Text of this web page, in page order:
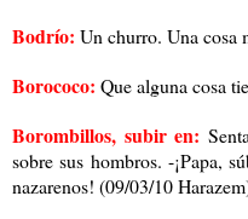
Bodrío: Un churro. Una cosa
Borococo: Que alguna cosa
Borombillos, subir en:
sobre sus hombros. -¡Papa,
nazarenos! (09/03/10